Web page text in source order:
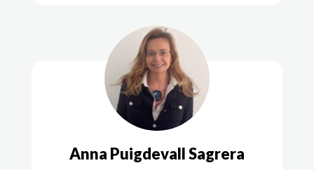
Anna Puigdevall Sagrera